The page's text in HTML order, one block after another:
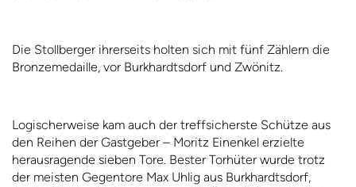
Die Stollberger ihrerseits holten sich mit fünf Zählern die
Bronzemedaille, vor Burkhardtsdorf und Zwönitz.
Logischerweise kam auch der treffsicherste Schütze aus
den Reihen der Gastgeber – Moritz Einenkel erzielte
herausragende sieben Tore. Bester Torhüter wurde trotz
der meisten Gegentore Max Uhlig aus Burkhardtsdorf,